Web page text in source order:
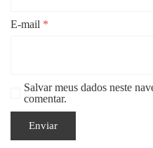
E-mail *
Salvar meus dados neste
comentar.